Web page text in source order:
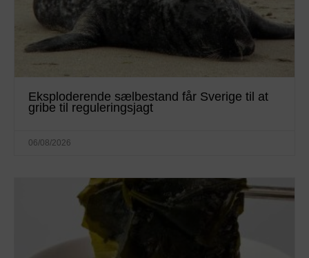
Eksploderende sælbestand får Sverige til at
gribe til reguleringsjagt
06/08/2026